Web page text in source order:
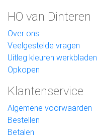
HO van Dinteren
Over ons
Veelgestelde vragen
Uitleg kleuren werkbladen
Opkopen
Klantenservice
Algemene voorwaarden
Bestellen
Betalen